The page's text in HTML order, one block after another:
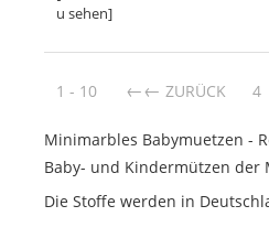
u sehen]
1 - 10 ← ZURÜCK 4
Minimarbles Babymuetzen -
Baby- und Kindermützen der
Die Stoffe werden in